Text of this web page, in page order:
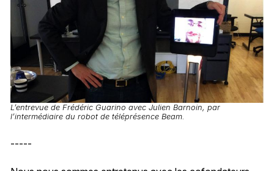
L’entrevue de Frédéric Guarino avec Julien Barnoin, par
l’intermédiaire du robot de téléprésence Beam.
-----